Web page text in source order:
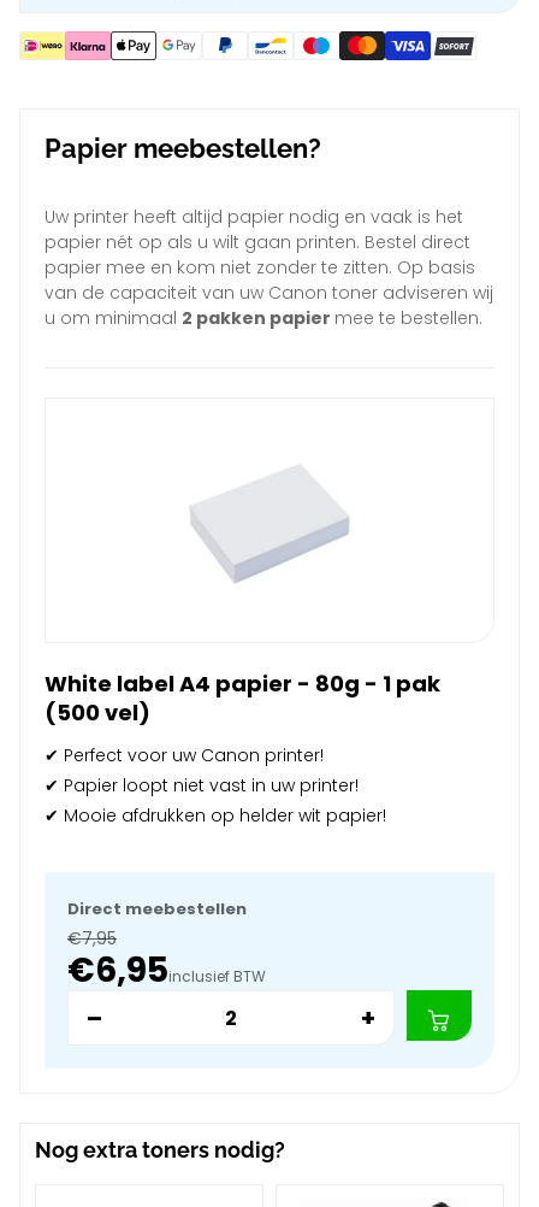
Papier meebestellen?
Uw printer heeft altijd papier nodig en vaak is het
papier nét op als u wilt gaan printen. Bestel direct
papier mee en kom niet zonder te zitten. Op basis
van de capaciteit van uw Canon toner adviseren wij
u om minimaal 2 pakken papier mee te bestellen.
White label A4 papier - 80g - 1 pak
(500 vel)
✔ Perfect voor uw Canon printer!
✔ Papier loopt niet vast in uw printer!
✔ Mooie afdrukken op helder wit papier!
Direct meebestellen
€7,95
€6,95inclusief BTW
– +
Nog extra toners nodig?